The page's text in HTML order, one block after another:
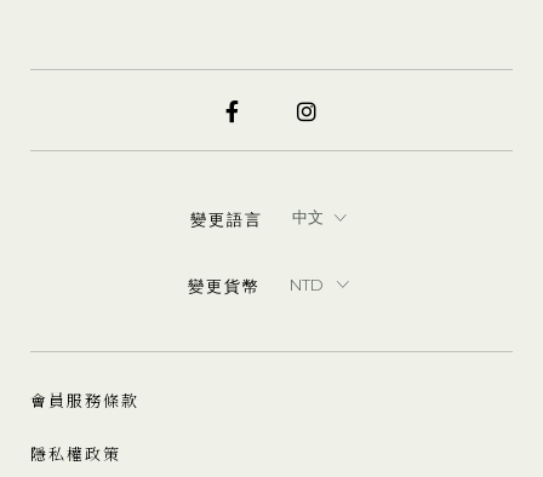
變更語言
變更貨幣
會員服務條款
隱私權政策